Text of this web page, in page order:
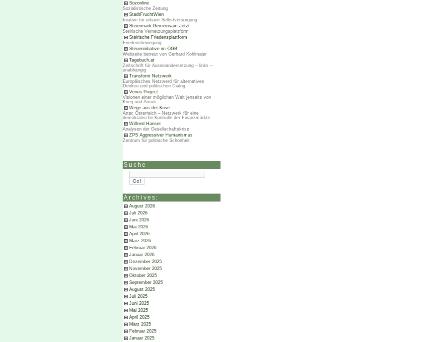
Sozonline
Sozialistische Zeitung
StadtFruchtWien
Iniative für urbane Selbstversorgung
Steiermark Gemeinsam Jetzt
Steirische Vernetzungsplattform
Steirische Friedensplattform
Friedensbewegung
Steuerinitiative im ÖGB
Webseite betreut von Gerhard Kohlmaier
Tagebuch.at
Zeitschrift für Auseinandersetzung – links –
unabhängig
Transform Netzwerk
Europäisches Netzwerd für alternatives
Denken und politischen Dialog
Venus Project
Visionen einer möglichen Welt jenseits von
Krieg und Armut
Wege aus der Krise
Attac Österreich – Netzwerk für eine
demokratische Kontrolle der Finanzmärkte
Wilfried Hanser
Analysen der Gesellschaftskrise
ZPS Aggressiver Humanismus
Zentrum für politische Schönheit
Suche
Archives:
August 2026
Juli 2026
Juni 2026
Mai 2026
April 2026
März 2026
Februar 2026
Januar 2026
Dezember 2025
November 2025
Oktober 2025
September 2025
August 2025
Juli 2025
Juni 2025
Mai 2025
April 2025
März 2025
Februar 2025
Januar 2025